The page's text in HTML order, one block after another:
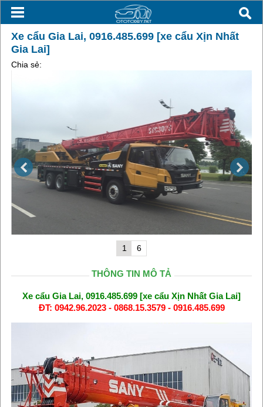
Xe cẩu Gia Lai, 0916.485.699 [xe cẩu Xịn Nhất
Gia Lai]
Chia sẻ:
1 6
THÔNG TIN MÔ TẢ
Xe cẩu Gia Lai, 0916.485.699 [xe cẩu Xịn Nhất Gia Lai]
ĐT: 0942.96.2023 - 0868.15.3579 - 0916.485.699